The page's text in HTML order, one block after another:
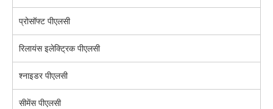
प्रोसॉफ्ट पीएलसी
रिलायंस इलेक्ट्रिक पीएलसी
श्नाइडर पीएलसी
सीमेंस पीएलसी